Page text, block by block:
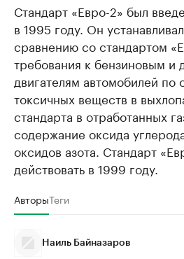
Стандарт «Евро-2» был
в 1995 году. Он
сравнению со стандартом
требования к бензиновым и
двигателям автомобилей
токсичных веществ в
стандарта в отработанных
содержание оксида
оксидов азота. Стандарт
действовать в 1999 году.
АвторыТеги
Наиль Байназаров